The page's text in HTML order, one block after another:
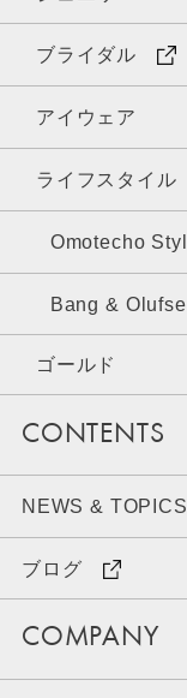
ブライダル
アイウェア
ライフスタイル
Omotecho
Bang &
ゴールド
CONTENTS
NEWS & TOPICS
ブログ
COMPANY